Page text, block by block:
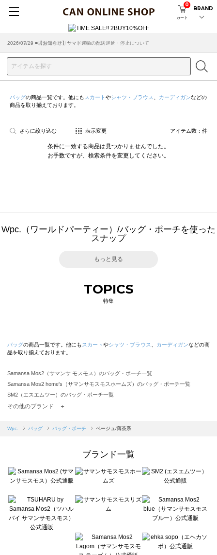
カート
0
BRAND
2026/07/29 ■【お知らせ】ヤマト運輸の配送遅延・停止について
2026/03/18 ■店舗受け取りサービスのご案内
バッグの商品一覧です。他にも スカート やシャツ・ブラウス カーディガンなどの
商品を取り揃えております。
さらに絞り込む 表示変更 アイテム数： 件
条件に一致する商品は見つかりませんでした。
お手数ですが、検索条件を変更してください。
Wpc.（ワールドパーティー）/バッグ・ポーチを使った
スナップ
もっと見る
TOPICS
特集
バッグの商品一覧です。他にも スカート やシャツ・ブラウス カーディガンなどの商
品を取り揃えております。
Samansa Mos2（サマンサ モスモス）のバッグ・ポーチ一覧
Samansa Mos2 home's（サマンサモスモスホームズ）のバッグ・ポーチ一覧
SM2（エスエムツー）のバッグ・ポーチ一覧
Samansa Mos2 blue（サマンサモスモス ブルー）のバッグ・ポーチ一覧
sō4ū（ソウフォーユー）のバッグ・ポーチ一覧
Te chichi（テチチ）のバッグ・ポーチ一覧
Te chichi CLASSIC（テチチ クラシック）のバッグ・ポーチ一覧
Lugnoncure（ルノンキュール）のバッグ・ポーチ一覧
BETTY'S BLUE（べティーズブルー）のバッグ・ポーチ一覧
Wpc.（ワールドパーティー）のバッグ・ポーチ一覧
その他のブランド ＋
Wpc. バッグ バッグ・ポーチ ベージュ/薄茶系
ブランド一覧